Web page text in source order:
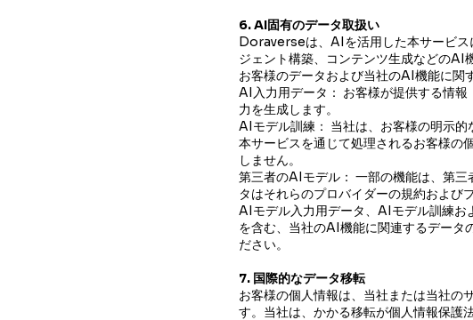
6. AI固有のデータ取扱い
Doraverseは、AIを活用した本サービス
ジェント構築、コンテンツ生成などのAI
お客様のデータおよび当社のAI機能に関
AI入力用データ： お客様が提供する情
力を生成します。
AIモデル訓練： 当社は、お客様の明示的
本サービスを通じて処理されるお客様の
しません。
第三者のAIモデル： 一部の機能は、第
タはそれらのプロバイダーの規約および
AIモデル入力用データ、AIモデル訓練お
を含む、当社のAI機能に関連するデータ
ださい。
7. 国際的なデータ移転
お客様の個人情報は、当社または当社の
す。当社は、かかる移転が個人情報保護